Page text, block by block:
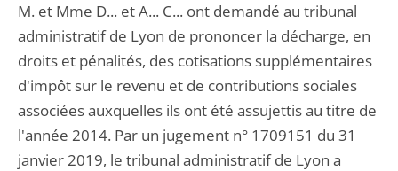
M. et Mme D... et A... C... ont demandé au tribunal
administratif de Lyon de prononcer la décharge, en
droits et pénalités, des cotisations supplémentaires
d'impôt sur le revenu et de contributions sociales
associées auxquelles ils ont été assujettis au titre de
l'année 2014. Par un jugement n° 1709151 du 31
janvier 2019, le tribunal administratif de Lyon a